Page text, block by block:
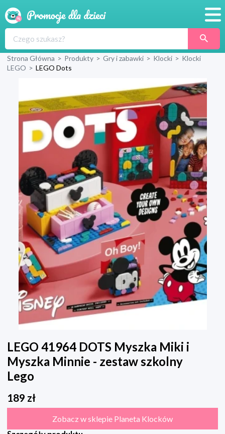
Produkty
Blog
Wyprawka
Strona Główna > Produkty > Gry i zabawki > Klocki > Klocki
LEGO > LEGO Dots
LEGO 41964 DOTS Myszka Miki i
Myszka Minnie - zestaw szkolny
Lego
189 zł
Zobacz w sklepie Planeta Klocków